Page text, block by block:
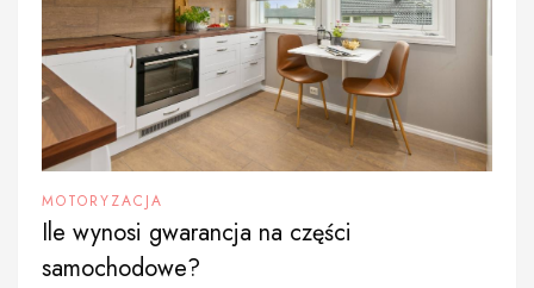
MOTORYZACJA
Ile wynosi gwarancja na części
samochodowe?